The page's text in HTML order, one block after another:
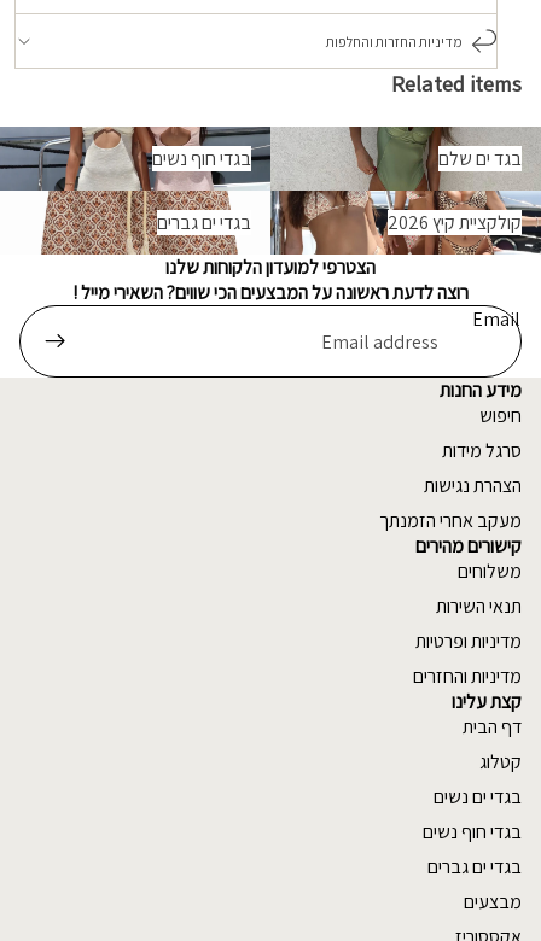
מדיניות החזרות והחלפות
Related items
ים שלם
בגד ים שלם
בגדי חוף נשים
בגדי חוף נשים
קיץ 2026
קולקציית קיץ 2026
בגדי ים גברים
בגדי ים גברים
הצטרפי למועדון הלקוחות שלנו
רוצה לדעת ראשונה על המבצעים הכי שווים? השאירי מייל !
Email
מידע החנות
חיפוש
סרגל מידות
הצהרת נגישות
מעקב אחרי הזמנתך
קישורים מהירים
משלוחים
תנאי השירות
מדיניות ופרטיות
מדיניות והחזרים
קצת עלינו
דף הבית
קטלוג
בגדי ים נשים
בגדי חוף נשים
בגדי ים גברים
מבצעים